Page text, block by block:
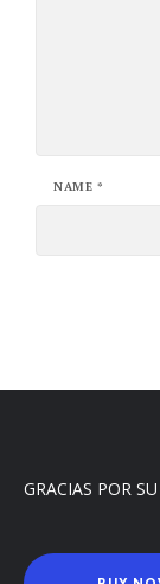
NAME *
GRACIAS POR